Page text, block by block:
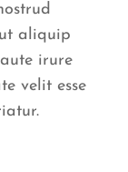
aliquip
irure
velit esse